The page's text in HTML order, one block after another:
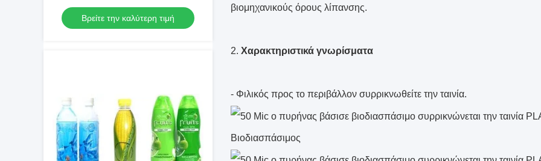
πλαστικών τσαντών & λουλουδιών
Βρείτε την καλύτερη τιμή
βιομηχανικούς όρους λίπανσης.
2. Χαρακτηριστικά γνωρίσματα
- Φιλικός προς το περιβάλλον συρρικνωθείτε την ταινία.
Βιοδιασπάσιμος